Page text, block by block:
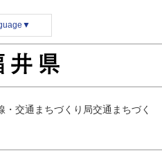
▼
・交通まちづくり局交通まちづく